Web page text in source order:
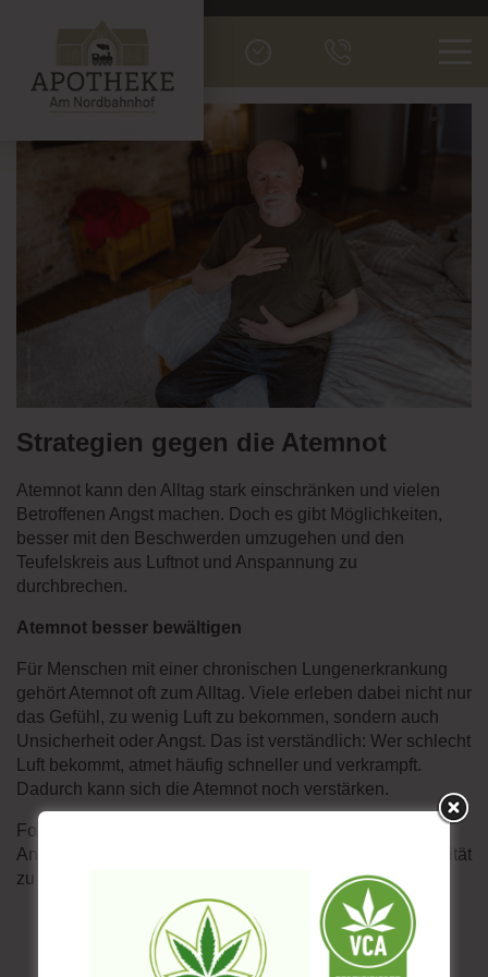
Strategien gegen die Atemnot
Atemnot kann den Alltag stark einschränken und vielen
Betroffenen Angst machen. Doch es gibt Möglichkeiten,
besser mit den Beschwerden umzugehen und den
Teufelskreis aus Luftnot und Anspannung zu
durchbrechen.
Atemnot besser bewältigen
Für Menschen mit einer chronischen Lungenerkrankung
gehört Atemnot oft zum Alltag. Viele erleben dabei nicht nur
das Gefühl, zu wenig Luft zu bekommen, sondern auch
Unsicherheit oder Angst. Das ist verständlich: Wer schlecht
Luft bekommt, atmet häufig schneller und verkrampft.
Dadurch kann sich die Atemnot noch verstärken.
Folgende Strategien helfen gegen den Teufelskreis von
Angst und Atemnot und tragen dazu bei, die Lebensqualität
zu verbessern:
Ruhe bewahren:
Auch wenn es schwerfällt –
versuchen Sie, nicht in Panik zu geraten.
Verkrampftes Atmen erhöht die Anspannung und